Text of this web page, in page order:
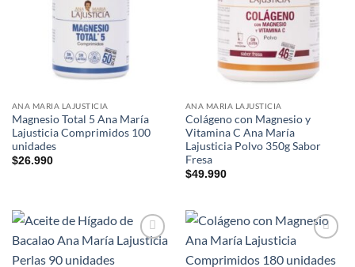
ANA MARIA LAJUSTICIA
Magnesio Total 5 Ana María
Lajusticia Comprimidos 100
unidades
$26.990
ANA MARIA LAJUSTICIA
Colágeno con Magnesio y
Vitamina C Ana María
Lajusticia Polvo 350g Sabor
Fresa
$49.990
wishlist